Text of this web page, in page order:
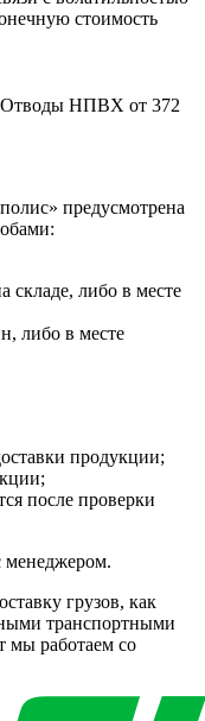
стоимость
Отводы НПВХ от 372
предусмотрена
либо в месте
либо в месте
продукции;
после проверки
менеджером.
грузов, как
транспортными
мы работаем со